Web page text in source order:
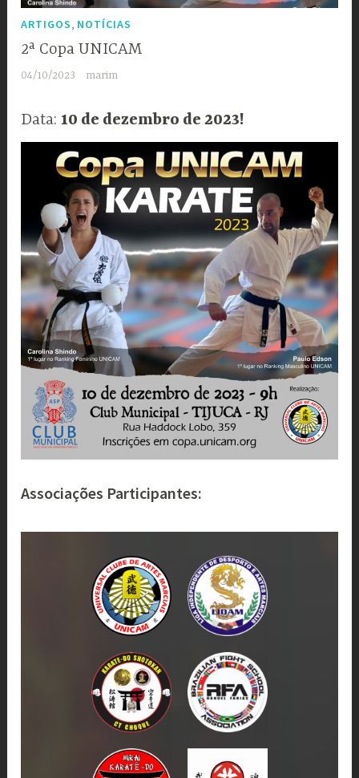
ARTIGOS NOTÍCIAS
2ª Copa UNICAM
04/10/2023 marim
Data: 10 de dezembro de 2023!
Associações Participantes: